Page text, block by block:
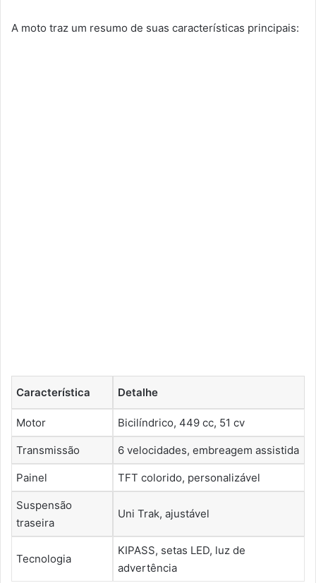
A moto traz um resumo de suas características principais:
Característica Detalhe
Motor Bicilíndrico, 449 cc, 51 cv
Transmissão 6 velocidades, embreagem assistida
Painel TFT colorido, personalizável
Suspensão
traseira
Uni Trak, ajustável
Tecnologia
KIPASS, setas LED, luz de
advertência